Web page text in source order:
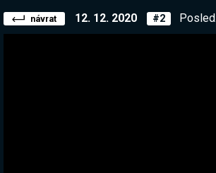
návrat 12. 12. 2020 #2 Poslední misi necháme na PPP, teď denní challenge mapy! | !list